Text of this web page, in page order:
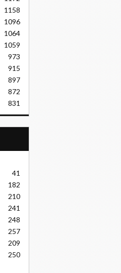
1158
1096
1064
1059
973
915
897
872
831
41
182
210
241
248
257
209
250